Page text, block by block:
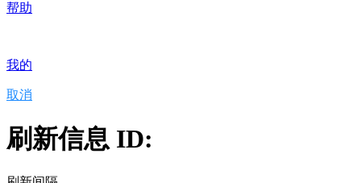
帮助
我的
取消
刷新信息 ID: